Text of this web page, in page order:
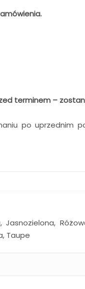
terminem –
po uprzednim
Jasnozielona,
Taupe